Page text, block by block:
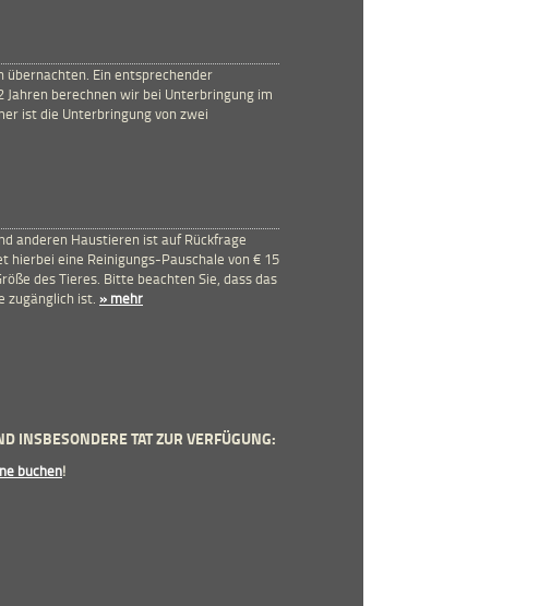
übernachten. Ein entsprechender
berechnen wir bei Unterbringung im
ist die Unterbringung von zwei
anderen Haustieren ist auf Rückfrage
hierbei eine Reinigungs-Pauschale von € 15
des Tieres. Bitte beachten Sie, dass das
zugänglich ist. » mehr
INSBESONDERE TAT ZUR VERFÜGUNG:
buchen!